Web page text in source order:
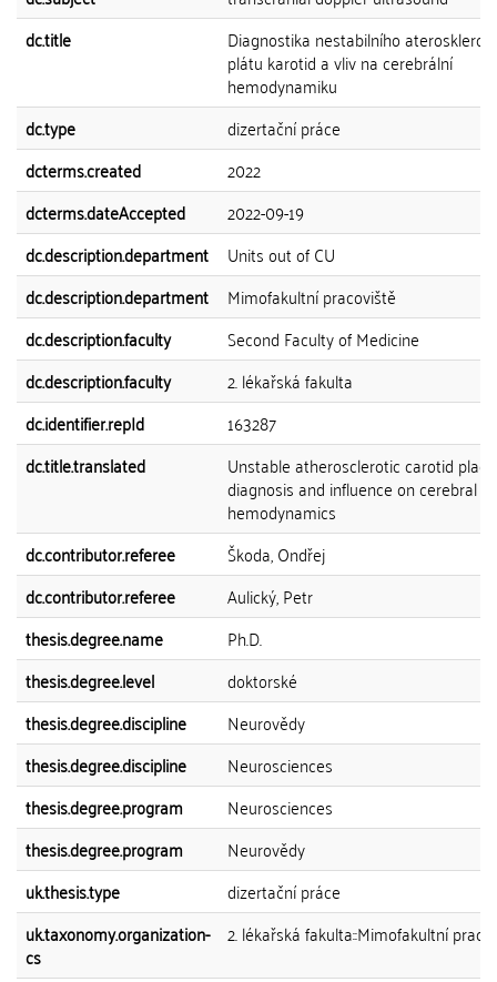
dc.title
Diagnostika nestabilního
plátu karotid a vliv na cerebrální
hemodynamiku
dc.type
dizertační práce
dcterms.created
2022
dcterms.dateAccepted
2022-09-19
dc.description.department
Units out of CU
dc.description.department
Mimofakultní pracoviště
dc.description.faculty
Second Faculty of Medicine
dc.description.faculty
2. lékařská fakulta
dc.identifier.repId
163287
dc.title.translated
Unstable atherosclerotic carotid
diagnosis and influence on cerebral
hemodynamics
dc.contributor.referee
Škoda, Ondřej
dc.contributor.referee
Aulický, Petr
thesis.degree.name
Ph.D.
thesis.degree.level
doktorské
thesis.degree.discipline
Neurovědy
thesis.degree.discipline
Neurosciences
thesis.degree.program
Neurosciences
thesis.degree.program
Neurovědy
uk.thesis.type
dizertační práce
uk.taxonomy.organization-
cs
2. lékařská fakulta::Mimofakultní